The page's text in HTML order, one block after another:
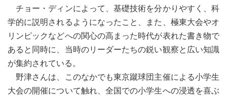
チョー・ディンによって、基礎技術を分かりやすく、科
学的に説明されるようになったこと、また、極東大会やオ
リンピックなどへの関心の高まった時代が表れた書き物で
あると同時に、当時のリーダーたちの鋭い観察と広い知識
が集約されている。
野津さんは、このなかでも東京蹴球団主催による小学生
大会の開催について触れ、全国での小学生への浸透を喜ぶ